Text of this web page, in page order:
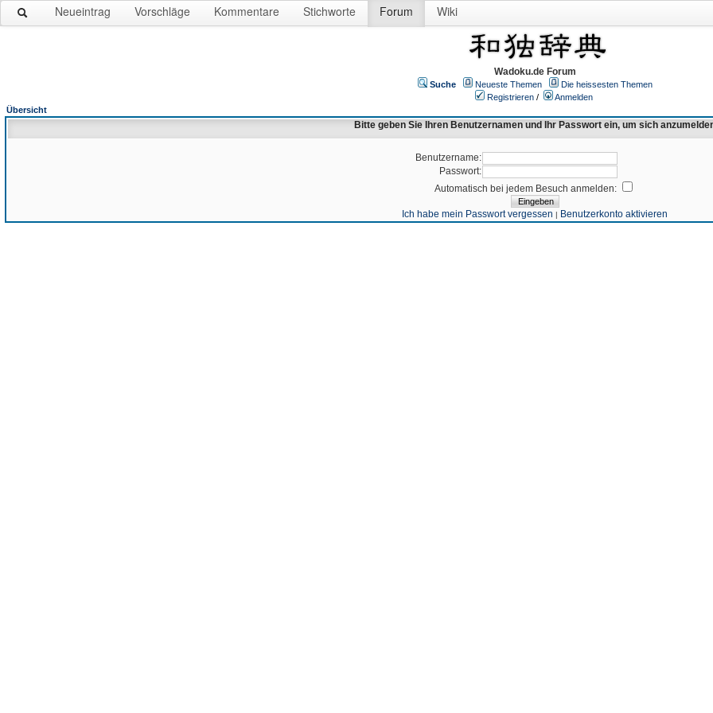
Neueintrag Vorschläge Kommentare Stichworte Forum Wiki
Wadoku.de Forum
Suche Neueste Themen
Die heissesten Themen
Registrieren /
Anmelden
Übersicht
Bitte geben Sie Ihren Benutzernamen und Ihr Passwort ein, um sich
Benutzername:
Passwort:
Automatisch bei jedem Besuch anmelden:
Ich habe mein Passwort vergessen | Benutzerkonto aktivieren